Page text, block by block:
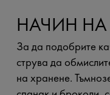
НАЧИН НА
За да подобрите
струва да
на хранене.